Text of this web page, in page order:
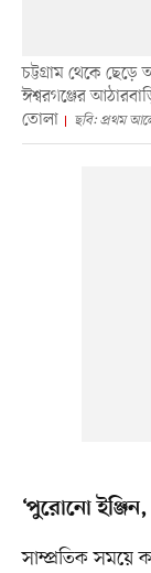
চট্টগ্রাম থেকে
ঈশ্বরগঞ্জের
তোলা
ছবি: প্রথম
‘পুরোনো
সাম্প্রতিক সময়ে